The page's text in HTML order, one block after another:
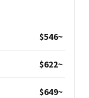
$546~
$622~
$649~